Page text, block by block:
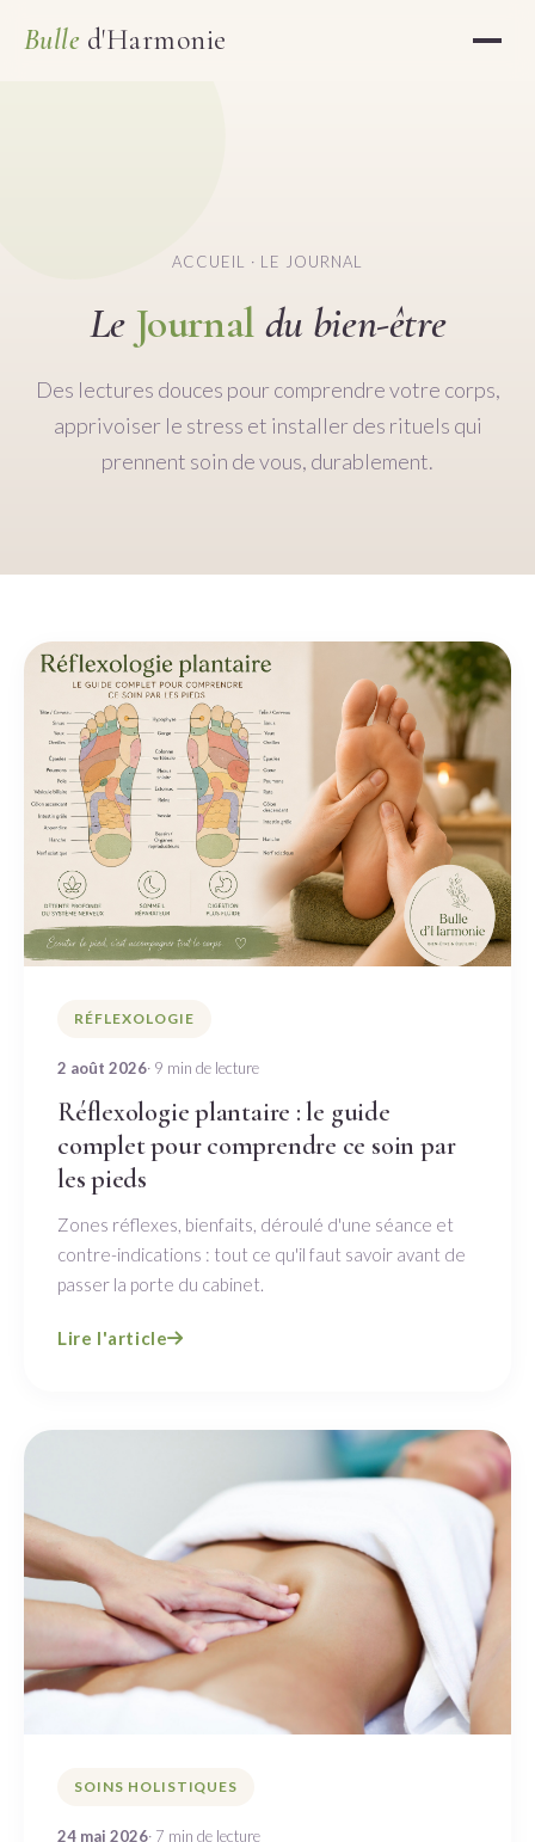
Bulle d'Harmonie
ACCUEIL · LE JOURNAL
Le Journal du bien-être
Des lectures douces pour comprendre votre corps,
apprivoiser le stress et installer des rituels qui
prennent soin de vous, durablement.
RÉFLEXOLOGIE
2 août 2026· 9 min de lecture
Réflexologie plantaire : le guide
complet pour comprendre ce soin par
les pieds
Zones réflexes, bienfaits, déroulé d'une séance et
contre-indications : tout ce qu'il faut savoir avant de
passer la porte du cabinet.
Lire l'article
SOINS HOLISTIQUES
24 mai 2026· 7 min de lecture